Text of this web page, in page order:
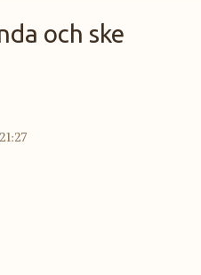
och ske
Flygblad